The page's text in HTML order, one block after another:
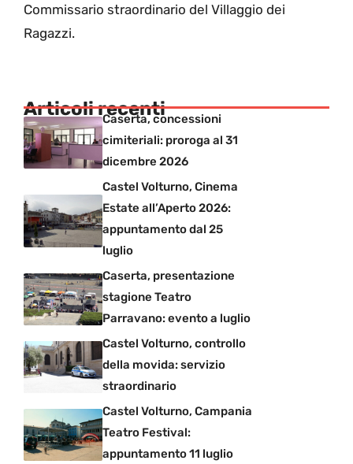
Commissario straordinario del Villaggio dei
Ragazzi.
Articoli recenti
Caserta, concessioni
cimiteriali: proroga al 31
dicembre 2026
Castel Volturno, Cinema
Estate all’Aperto 2026:
appuntamento dal 25
luglio
Caserta, presentazione
stagione Teatro
Parravano: evento a luglio
Castel Volturno, controllo
della movida: servizio
straordinario
Castel Volturno, Campania
Teatro Festival:
appuntamento 11 luglio